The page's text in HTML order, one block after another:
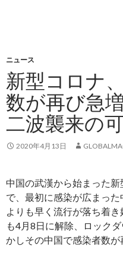
ニュース
新型コロナ
数が再び急
二波襲来の
2020年4月13日
中国の武漢から始まった
で、最初に感染が広まっ
よりも早く流行が落ち着
も4月8日に解除、ロック
かしその中国で感染者数が